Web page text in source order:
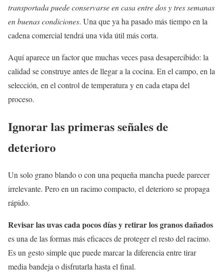
transportada puede conservarse en casa entre dos y tres semanas
en buenas condiciones. Una que ya ha pasado más tiempo en la
cadena comercial tendrá una vida útil más corta.
Aquí aparece un factor que muchas veces pasa desapercibido: la
calidad se construye antes de llegar a la cocina. En el campo, en la
selección, en el control de temperatura y en cada etapa del
proceso.
Ignorar las primeras señales de
deterioro
Un solo grano blando o con una pequeña mancha puede parecer
irrelevante. Pero en un racimo compacto, el deterioro se propaga
rápido.
Revisar las uvas cada pocos días y retirar los granos dañados
es una de las formas más eficaces de proteger el resto del racimo.
Es un gesto simple que puede marcar la diferencia entre tirar
media bandeja o disfrutarla hasta el final.